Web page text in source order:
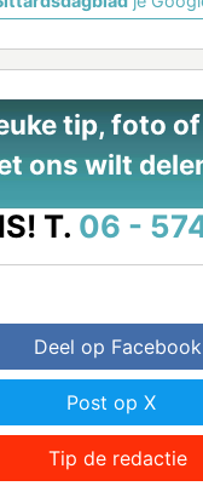
tip, foto
ons wilt
T. 06 -
Deel op Facebook
Post op X
Tip de redactie